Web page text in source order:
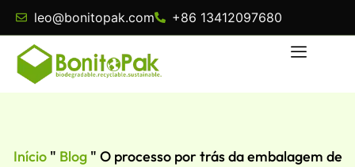
leo@bonitopak.com +86 13412097680
Início" Blog" O processo por trás da embalagem de